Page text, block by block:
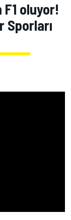
oluyor!
Sporları